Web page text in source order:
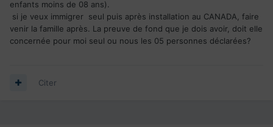
enfants moins de 08 ans).
si je veux immigrer seul puis après installation au CANADA, faire
venir la famille après. La preuve de fond que je dois avoir, doit elle
concernée pour moi seul ou nous les 05 personnes déclarées?
Citer